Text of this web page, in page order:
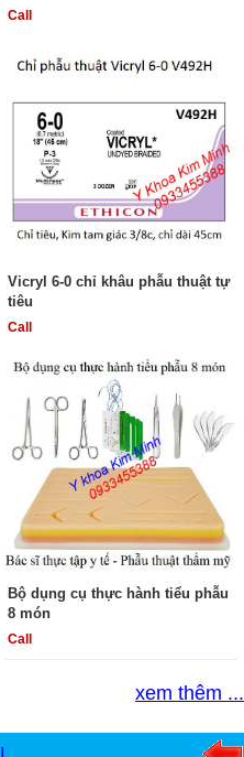
Call
Vicryl 6-0 chỉ khâu phẫu thuật tự
tiêu
Call
Bộ dụng cụ thực hành tiểu phẫu
8 món
Call
xem thêm ...